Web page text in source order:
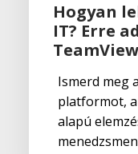
Hogyan
IT? Erre
Ismerd meg
platformot,
alapú